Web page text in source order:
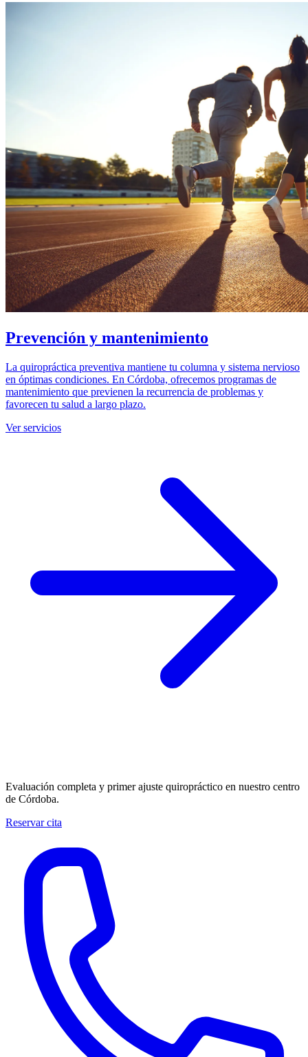
Prevención y mantenimiento
La quiropráctica preventiva mantiene tu columna y sistema nervioso
en óptimas condiciones. En Córdoba, ofrecemos programas de
mantenimiento que previenen la recurrencia de problemas y
favorecen tu salud a largo plazo.
Ver servicios
Evaluación completa y primer ajuste quiropráctico en nuestro centro
de Córdoba.
Reservar cita